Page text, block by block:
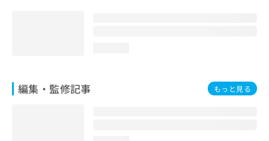
編集・監修記事 もっと見る